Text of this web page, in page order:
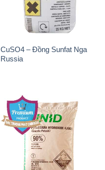
CuSO4 – Đồng Sunfat Nga
Russia